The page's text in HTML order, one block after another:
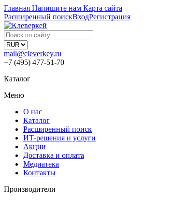
Главная Напишите нам Карта сайта
Расширенный поискВходРегистрация
mail@cleverkey.ru
+7 (495) 477-51-70
Каталог
Меню
О нас
Каталог
Расширенный поиск
ИТ-решения и услуги
Акции
Доставка и оплата
Медиатека
Контакты
Производители